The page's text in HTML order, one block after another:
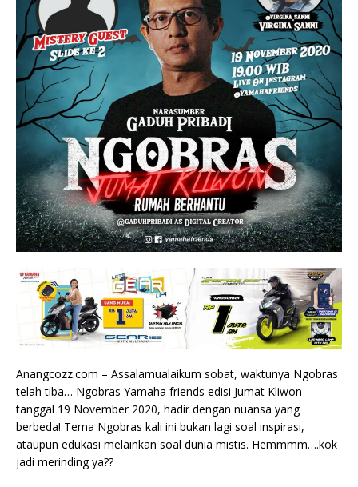
Anangcozz.com – Assalamualaikum sobat, waktunya Ngobras
telah tiba… Ngobras Yamaha friends edisi Jumat Kliwon
tanggal 19 November 2020, hadir dengan nuansa yang
berbeda! Tema Ngobras kali ini bukan lagi soal inspirasi,
ataupun edukasi melainkan soal dunia mistis. Hemmmm….kok
jadi merinding ya??